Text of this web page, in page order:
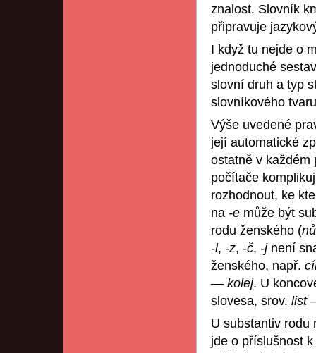
znalost. Slovník
připravuje
I když tu nejde o
jednoduché
slovní druh a typ
slovníkového
Výše uvedené
její automatické
ostatně v každém
počítače
rozhodnout, ke
na -e může být
rodu ženského (
-l, -z, -č, -j není
ženského, např.
— kolej. U
slovesa, srov. list
U substantiv rodu
jde o příslušnost